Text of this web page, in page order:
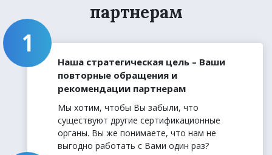
партнерам
Наша стратегическая цель – Ваши
повторные обращения и
рекомендации партнерам
Мы хотим, чтобы Вы забыли, что
существуют другие сертификационные
органы. Вы же понимаете, что нам не
выгодно работать с Вами один раз?